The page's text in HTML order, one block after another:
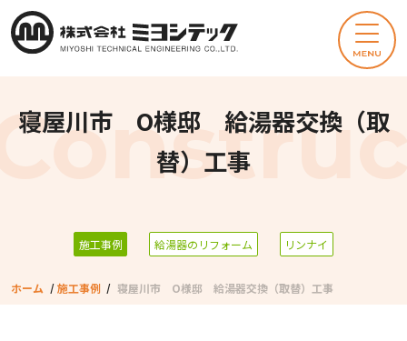
寝屋川市 O様邸 給湯器交換（取
替）工事
施工事例 給湯器のリフォーム リンナイ
ホーム /施工事例 / 寝屋川市 O様邸 給湯器交換（取替）工事